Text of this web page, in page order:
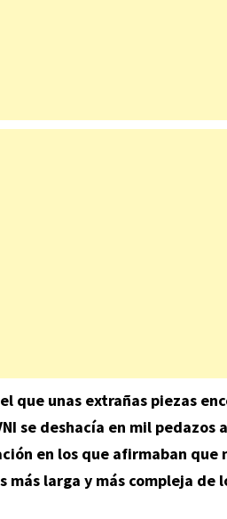
que unas extrañas piezas
se deshacía en mil
en los que afirmaban
larga y más compleja de